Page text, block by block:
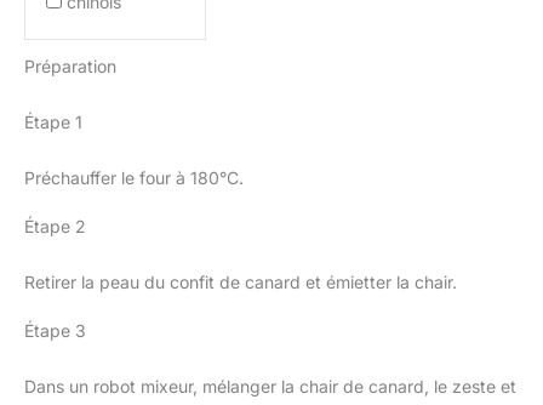
Préparation
Étape 1
Préchauffer le four à 180°C.
Étape 2
Retirer la peau du confit de canard et émietter la chair.
Étape 3
Dans un robot mixeur, mélanger la chair de canard, le zeste et